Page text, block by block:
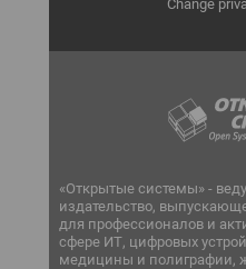
Change
«Открытые системы» -
издательство,
для профессионалов и
сфере ИТ, цифровых
медицины и полиграфии,